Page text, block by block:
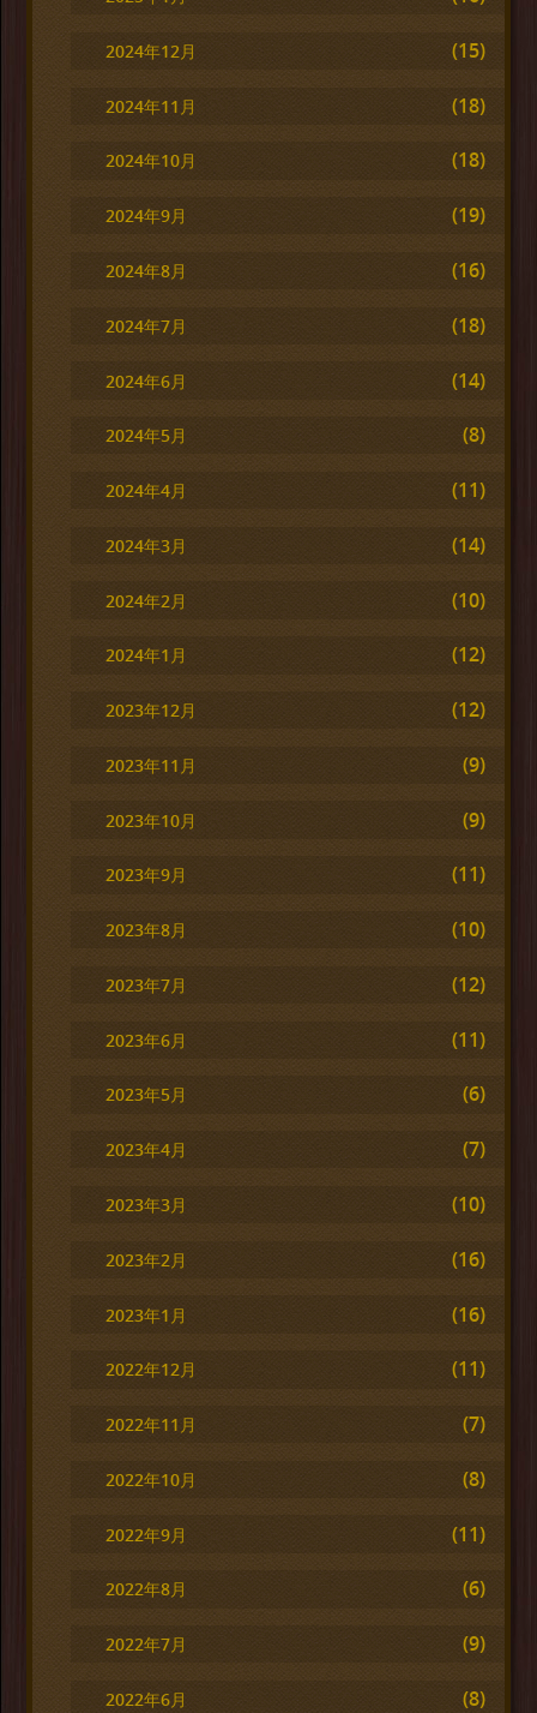
2024年12月 (15)
2024年11月 (18)
2024年10月 (18)
2024年9月 (19)
2024年8月 (16)
2024年7月 (18)
2024年6月 (14)
2024年5月 (8)
2024年4月 (11)
2024年3月 (14)
2024年2月 (10)
2024年1月 (12)
2023年12月 (12)
2023年11月 (9)
2023年10月 (9)
2023年9月 (11)
2023年8月 (10)
2023年7月 (12)
2023年6月 (11)
2023年5月 (6)
2023年4月 (7)
2023年3月 (10)
2023年2月 (16)
2023年1月 (16)
2022年12月 (11)
2022年11月 (7)
2022年10月 (8)
2022年9月 (11)
2022年8月 (6)
2022年7月 (9)
2022年6月 (8)